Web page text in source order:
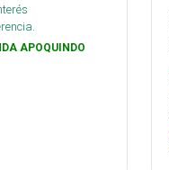
APOQUINDO